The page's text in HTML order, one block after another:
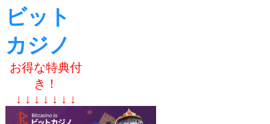
ビット
カジノ
お得な特典付
き！
↓ ↓ ↓ ↓ ↓ ↓ ↓